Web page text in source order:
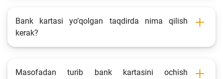
Sayt xaritasi
Bank kartasi yo‘qolgan taqdirda nima qilish
kerak?
Masofadan turib bank kartasini ochish